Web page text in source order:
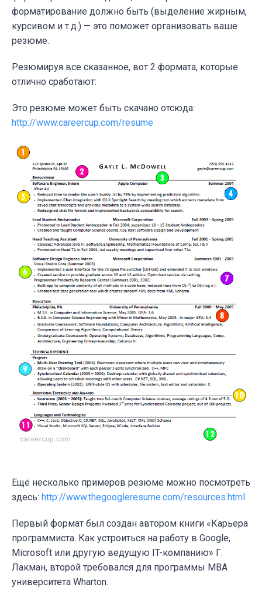
форматирование должно быть (выделение жирным,
курсивом и т.д.) — это поможет организовать ваше
резюме.
Резюмируя все сказанное, вот 2 формата, которые
отлично сработают:
Это резюме может быть скачано отсюда:
http://www.careercup.com/resume
Ещё несколько примеров резюме можно посмотреть
здесь: http://www.thegoogleresume.com/resources.html
Первый формат был создан автором книги «Карьера
программиста. Как устроиться на работу в Google,
Microsoft или другую ведущую IT-компанию» Г.
Лакман, второй требовался для программы MBA
университета Wharton.